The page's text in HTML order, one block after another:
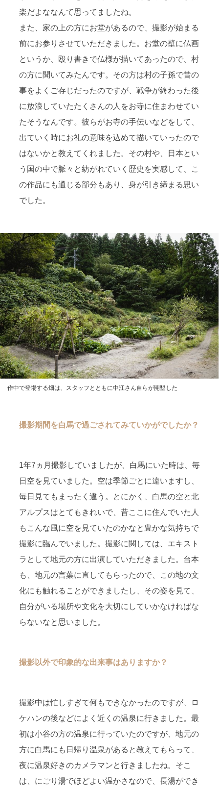
楽だよななんて思ってましたね。
また、家の上の方にお堂があるので、撮影が始まる
前にお参りさせていただきました。お堂の壁に仏画
というか、殴り書きで仏様が描いてあったので、村
の方に聞いてみたんです。その方は村の子孫で昔の
事をよくご存じだったのですが、戦争が終わった後
に放浪していたたくさんの人をお寺に住まわせてい
たそうなんです。彼らがお寺の手伝いなどをして、
出ていく時にお礼の意味を込めて描いていったので
はないかと教えてくれました。その村や、日本とい
う国の中で脈々と紡がれていく歴史を実感して、こ
の作品にも通じる部分もあり、身が引き締まる思い
でした。
作中で登場する畑は、スタッフとともに中江さん自らが開墾した
撮影期間を白馬で過ごされてみていかがでしたか？
1年7ヵ月撮影していましたが、白馬にいた時は、毎
日空を見ていました。空は季節ごとに違いますし、
毎日見てもまったく違う。とにかく、白馬の空と北
アルプスはとてもきれいで、昔ここに住んでいた人
もこんな風に空を見ていたのかなと豊かな気持ちで
撮影に臨んでいました。撮影に関しては、エキスト
ラとして地元の方に出演していただきました。台本
も、地元の言葉に直してもらったので、この地の文
化にも触れることができましたし、その姿を見て、
自分がいる場所や文化を大切にしていかなければな
らないなと思いました。
撮影以外で印象的な出来事はありますか？
撮影中は忙しすぎて何もできなかったのですが、ロ
ケハンの後などによく近くの温泉に行きました。最
初は小谷の方の温泉に行っていたのですが、地元の
方に白馬にも日帰り温泉があると教えてもらって、
夜に温泉好きのカメラマンと行きましたね。そこ
は、にごり湯でほどよい温かさなので、長湯ができ